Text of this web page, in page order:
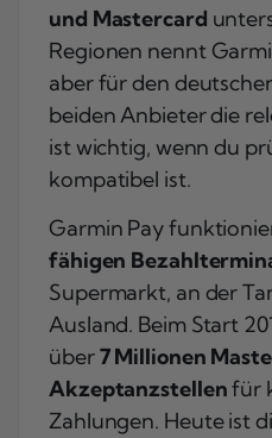
und Mastercard
Regionen nennt
aber für den
beiden Anbieter die
ist wichtig, wenn du
kompatibel ist.
Garmin Pay
fähigen
Supermarkt, an der
Ausland. Beim Start
über7 Millionen
Akzeptanzstellenfür
Zahlungen. Heute ist